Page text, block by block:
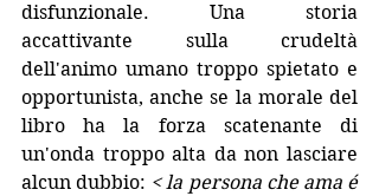
disfunzionale. Una storia
accattivante sulla crudeltà
dell'animo umano troppo spietato e
opportunista, anche se la morale del
libro ha la forza scatenante di
un'onda troppo alta da non lasciare
alcun dubbio: < la persona che ama é